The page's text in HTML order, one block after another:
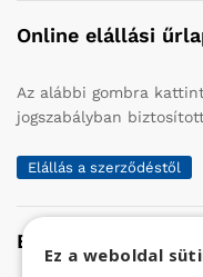
Online elállási
Az alábbi gombra
jogszabályban
Elállás a szerződéstől
Elérhetőség
Ez a weboldal